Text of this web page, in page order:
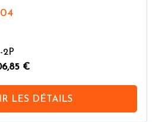
2P
€
LES DÉTAILS